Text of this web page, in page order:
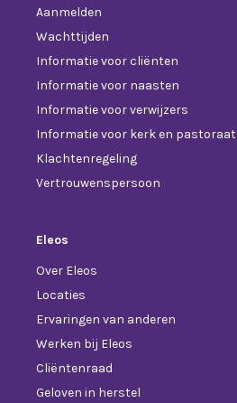
Aanmelden
Wachttijden
Informatie voor cliënten
Informatie voor naasten
Informatie voor verwijzers
Informatie voor kerk en pastoraat
Klachtenregeling
Vertrouwenspersoon
Eleos
Over Eleos
Locaties
Ervaringen van anderen
Werken bij Eleos
Cliëntenraad
Geloven in herstel